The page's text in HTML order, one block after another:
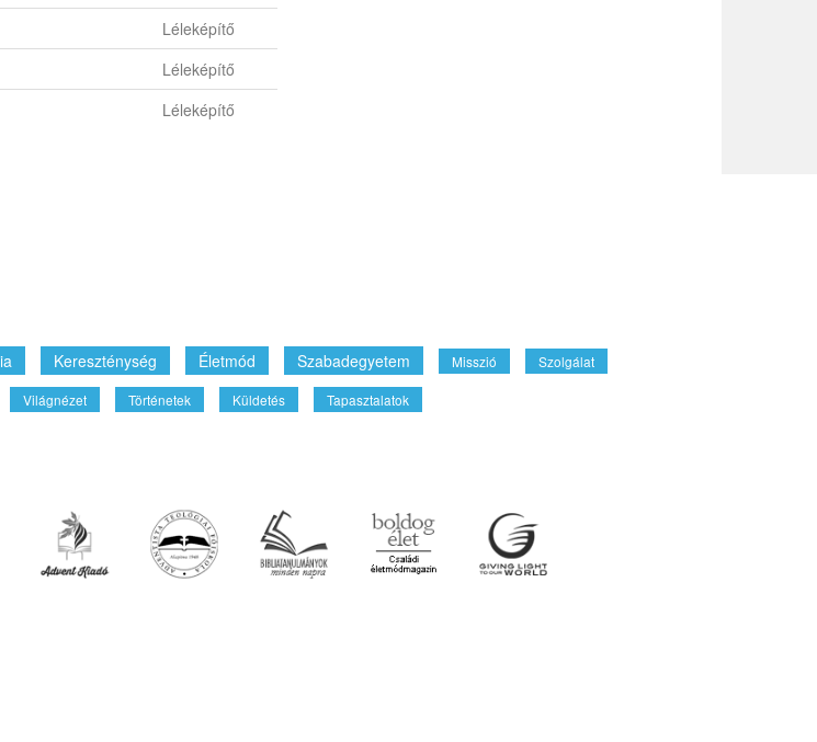
Léleképítő
Léleképítő
Léleképítő
Kereszténység Életmód Szabadegyetem Misszió Szolgálat
Világnézet Történetek Küldetés Tapasztalatok